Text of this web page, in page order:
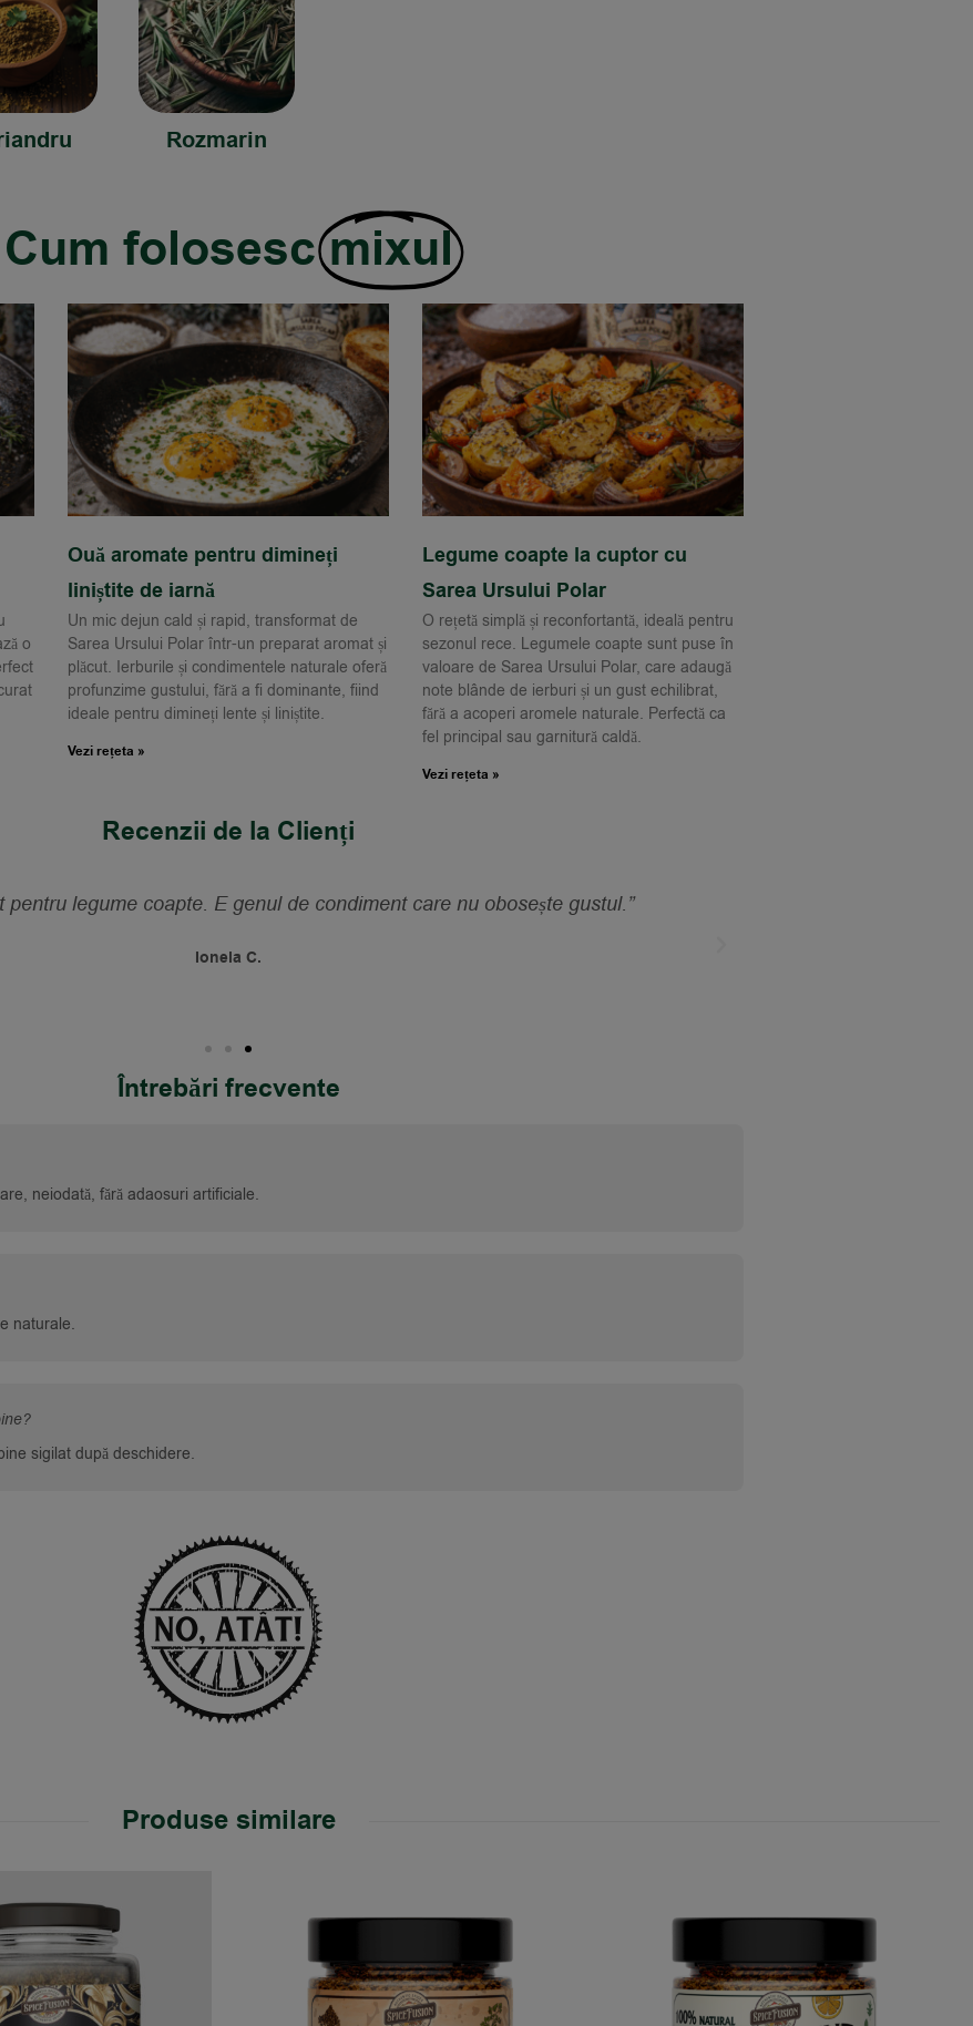
Rozmarin
Cum folosesc mixul
o
Ouă aromate pentru dimineți
liniștite de iarnă
Un mic dejun cald și rapid, transformat de
Sarea Ursului Polar într-un preparat aromat și
plăcut. Ierburile și condimentele naturale oferă
profunzime gustului, fără a fi dominante, fiind
ideale pentru dimineți lente și liniștite.
Vezi rețeta »
Legume coapte la cuptor cu
Sarea Ursului Polar
O rețetă simplă și reconfortantă, ideală pentru
sezonul rece. Legumele coapte sunt puse în
valoare de Sarea Ursului Polar, care adaugă
note blânde de ierburi și un gust echilibrat,
fără a acoperi aromele naturale. Perfectă ca
fel principal sau garnitură caldă.
Vezi rețeta »
Recenzii de la Clienți
pentru legume coapte. E genul de condiment care nu obosește gustul.”
Ionela C.
Întrebări frecvente
neiodată, fără adaosuri artificiale.
naturale.
sigilat după deschidere.
Produse similare